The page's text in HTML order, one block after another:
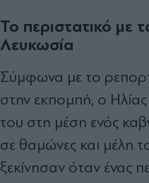
Το περιστατικό με
Λευκωσία
Σύμφωνα με το
στην εκπομπή, ο
του στη μέση ενός
σε θαμώνες και μέλη
ξεκίνησαν όταν ένας